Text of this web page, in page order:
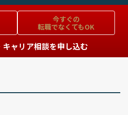
今すぐの
転職でなくてもOK
キャリア相談を申し込む